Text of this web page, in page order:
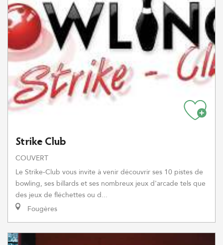
Strike Club
COUVERT
Le Strike-Club vous invite à venir découvrir ses 10 pistes de
bowling, ses billards et ses nombreux jeux d'arcade tels que
des jeux de fléchettes ou d...
Fougères